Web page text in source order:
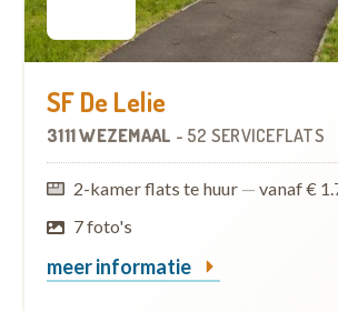
SF De Lelie
3111 WEZEMAAL - 52 SERVICEFLATS
2-kamer flats te huur — vanaf €
7 foto's
meer informatie